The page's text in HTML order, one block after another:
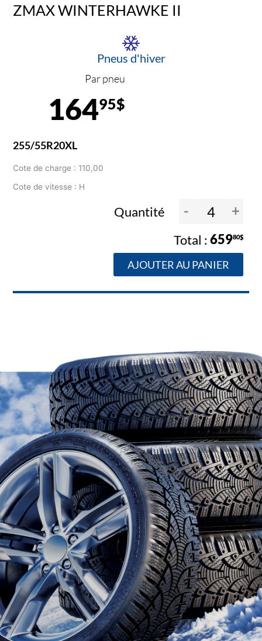
ZMAX WINTERHAWKE II
Pneus d'hiver
Par pneu
16495$
255/55R20XL
Cote de charge : 110,00
Cote de vitesse : H
Quantité - +
65980$
AJOUTER AU PANIER